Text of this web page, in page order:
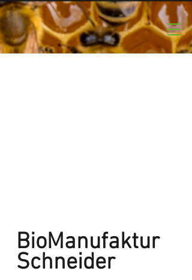
BioManufaktur
Schneider